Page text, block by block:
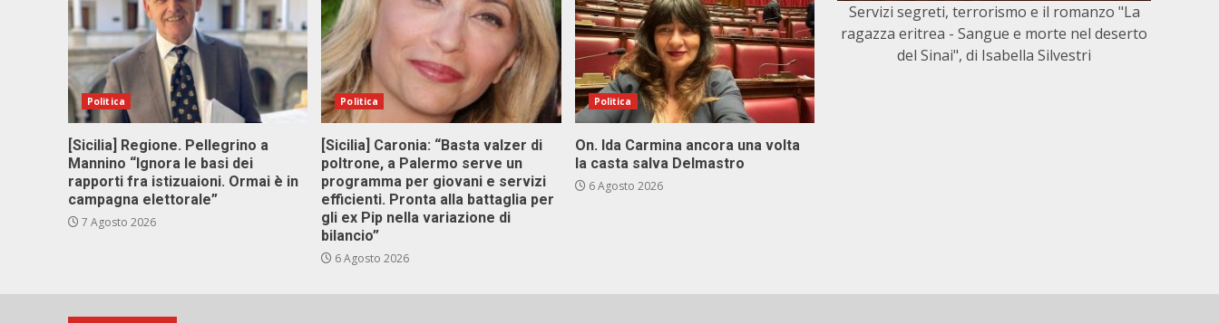
Politica
[Sicilia] Regione. Pellegrino a
Mannino “Ignora le basi dei
rapporti fra istizuaioni. Ormai è in
campagna elettorale”
7 Agosto 2026
Politica
[Sicilia] Caronia: “Basta valzer di
poltrone, a Palermo serve un
programma per giovani e servizi
efficienti. Pronta alla battaglia per
gli ex Pip nella variazione di
bilancio”
6 Agosto 2026
Politica
On. Ida Carmina ancora una volta
la casta salva Delmastro
6 Agosto 2026
Servizi segreti, terrorismo e il romanzo "La
ragazza eritrea - Sangue e morte nel deserto
del Sinai", di Isabella Silvestri